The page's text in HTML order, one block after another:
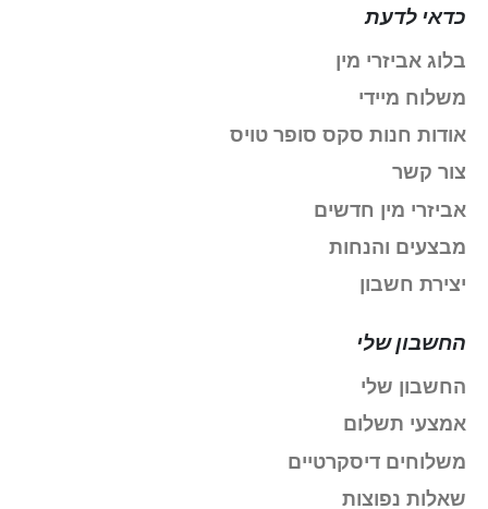
כדאי לדעת
בלוג אביזרי מין
משלוח מיידי
אודות חנות סקס סופר טויס
צור קשר
אביזרי מין חדשים
מבצעים והנחות
יצירת חשבון
החשבון שלי
החשבון שלי
אמצעי תשלום
משלוחים דיסקרטיים
שאלות נפוצות